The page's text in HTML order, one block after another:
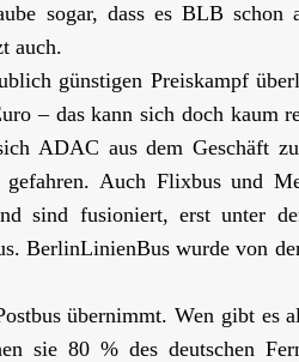
sogar, dass es BLB schon
auch.
günstigen Preiskampf
– das kann sich doch kaum
ADAC aus dem Geschäft
Auch Flixbus und
sind fusioniert, erst unter
BerlinLinienBus wurde von
übernimmt. Wen gibt es
sie 80 % des deutschen